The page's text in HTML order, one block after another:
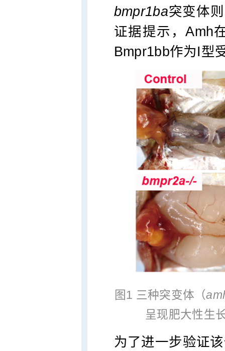
bmpr1ba突变体
证据提示，Amh
Bmpr1bb作为I型
图1 三种突变体（
呈现肥大性生
为了进一步验证